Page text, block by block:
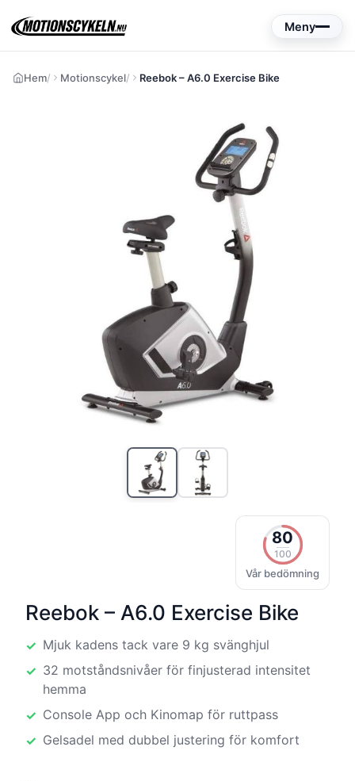
Meny
Hem Motionscykel Reebok – A6.0 Exercise Bike
80
100
Vår bedömning
Reebok – A6.0 Exercise Bike
Mjuk kadens tack vare 9 kg svänghjul
32 motståndsnivåer för finjusterad intensitet
hemma
Console App och Kinomap för ruttpass
Gelsadel med dubbel justering för komfort